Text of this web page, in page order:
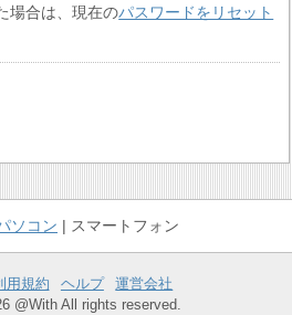
場合は、現在のパスワードをリセット
ソコン スマートフォン
用規約 ヘルプ
運営会社
@With All rights reserved.